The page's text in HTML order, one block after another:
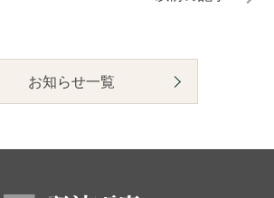
お知らせ一覧